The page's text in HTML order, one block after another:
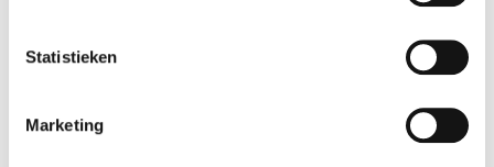
Statistieken
Marketing